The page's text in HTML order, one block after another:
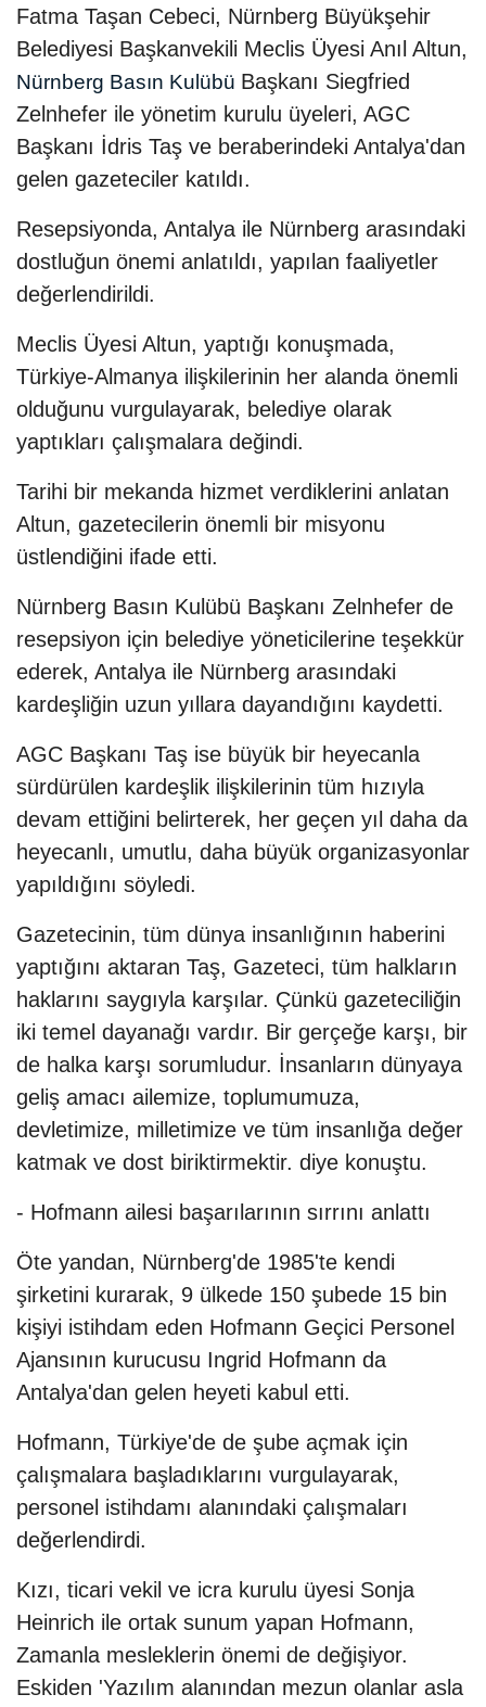
Fatma Taşan Cebeci, Nürnberg Büyükşehir
Belediyesi Başkanvekili Meclis Üyesi Anıl Altun,
Nürnberg Basın Kulübü Başkanı Siegfried
Zelnhefer ile yönetim kurulu üyeleri, AGC
Başkanı İdris Taş ve beraberindeki Antalya'dan
gelen gazeteciler katıldı.
Resepsiyonda, Antalya ile Nürnberg arasındaki
dostluğun önemi anlatıldı, yapılan faaliyetler
değerlendirildi.
Meclis Üyesi Altun, yaptığı konuşmada,
Türkiye-Almanya ilişkilerinin her alanda önemli
olduğunu vurgulayarak, belediye olarak
yaptıkları çalışmalara değindi.
Tarihi bir mekanda hizmet verdiklerini anlatan
Altun, gazetecilerin önemli bir misyonu
üstlendiğini ifade etti.
Nürnberg Basın Kulübü Başkanı Zelnhefer de
resepsiyon için belediye yöneticilerine teşekkür
ederek, Antalya ile Nürnberg arasındaki
kardeşliğin uzun yıllara dayandığını kaydetti.
AGC Başkanı Taş ise büyük bir heyecanla
sürdürülen kardeşlik ilişkilerinin tüm hızıyla
devam ettiğini belirterek, her geçen yıl daha da
heyecanlı, umutlu, daha büyük organizasyonlar
yapıldığını söyledi.
Gazetecinin, tüm dünya insanlığının haberini
yaptığını aktaran Taş, Gazeteci, tüm halkların
haklarını saygıyla karşılar. Çünkü gazeteciliğin
iki temel dayanağı vardır. Bir gerçeğe karşı, bir
de halka karşı sorumludur. İnsanların dünyaya
geliş amacı ailemize, toplumumuza,
devletimize, milletimize ve tüm insanlığa değer
katmak ve dost biriktirmektir. diye konuştu.
- Hofmann ailesi başarılarının sırrını anlattı
Öte yandan, Nürnberg'de 1985'te kendi
şirketini kurarak, 9 ülkede 150 şubede 15 bin
kişiyi istihdam eden Hofmann Geçici Personel
Ajansının kurucusu Ingrid Hofmann da
Antalya'dan gelen heyeti kabul etti.
Hofmann, Türkiye'de de şube açmak için
çalışmalara başladıklarını vurgulayarak,
personel istihdamı alanındaki çalışmaları
değerlendirdi.
Kızı, ticari vekil ve icra kurulu üyesi Sonja
Heinrich ile ortak sunum yapan Hofmann,
Zamanla mesleklerin önemi de değişiyor.
Eskiden 'Yazılım alanından mezun olanlar asla